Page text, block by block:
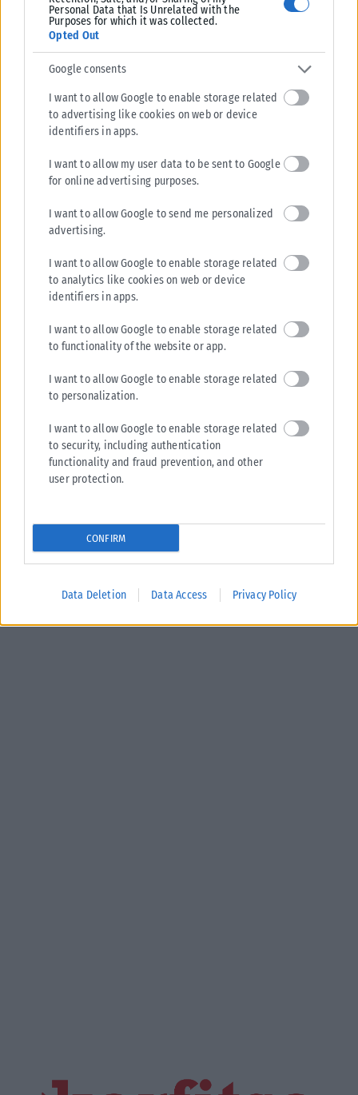
Personal Data that Is Unrelated with the
Purposes for which it was collected.
Opted Out
Google consents
I want to allow Google to enable storage related
to advertising like cookies on web or device
identifiers in apps.
I want to allow my user data to be sent to Google
for online advertising purposes.
I want to allow Google to send me personalized
advertising.
I want to allow Google to enable storage related
to analytics like cookies on web or device
identifiers in apps.
I want to allow Google to enable storage related
to functionality of the website or app.
I want to allow Google to enable storage related
to personalization.
I want to allow Google to enable storage related
to security, including authentication
functionality and fraud prevention, and other
user protection.
CONFIRM
Data Deletion Data Access Privacy Policy